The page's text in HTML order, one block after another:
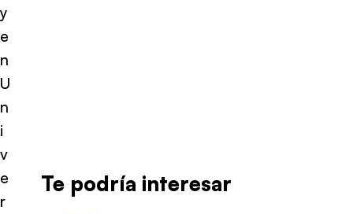
y
e
n
U
n
i
v
e
r
Te podría interesar